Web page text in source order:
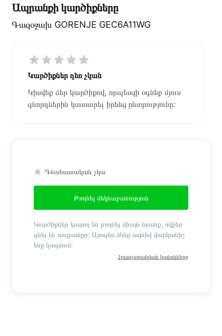
Ապրանքի կարծիքները
Գազօջախ GORENJE GEC6A11WG
Կարծիքներ դեռ չկան
Կիսվեք ձեր կարծիքով, որպեսզի օգնեք մյուս
գնորդներին կատարել իրենց ընտրությունը:
Գնահատական չկա
Թողնել մեկնաբանություն
Կարծիքներ կարող են թողնել միայն նրանք, ովքեր
գնել են ապրանքը: Այսպես մենք ազնիվ վարկանիշ
ենք կազմում:
Հրապարակման կանոնները